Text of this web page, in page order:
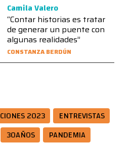
Camila Valero
“Contar historias es tratar
de generar un puente con
algunas realidades”
CONSTANZA BERDÚN
2023
ENTREVISTAS
30AÑOS
PANDEMIA